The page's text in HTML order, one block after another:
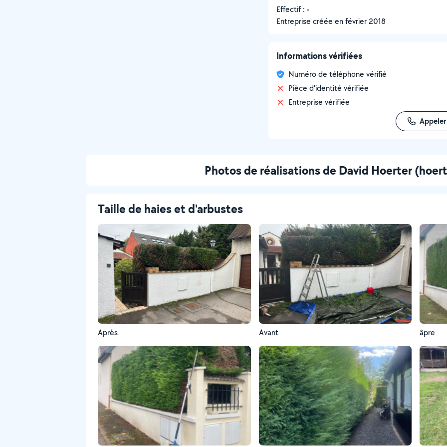
Effectif : -
Entreprise créée enfévrier 2018
Informations vérifiées
Numéro de téléphone vérifié
Pièce d'identité vérifiée
Entreprise vérifiée
Appeler
Photos de réalisations de David Hoerter
Taille de haies et d'arbustes
Après Avant âpre